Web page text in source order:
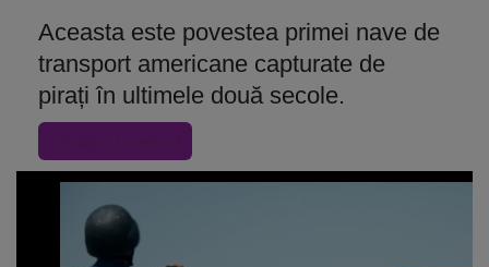
Aceasta este povestea primei nave de
transport americane capturate de
pirați în ultimele două secole.